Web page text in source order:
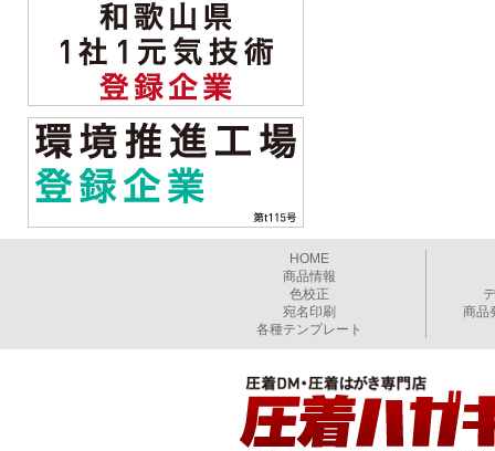
HOME
商品情報
色校正
宛名印刷
各種テンプレート
商品